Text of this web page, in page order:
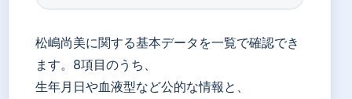
松嶋尚美に関する基本データを一覧で確認でき
ます。8項目のうち、
生年月日や血液型など公的な情報と、